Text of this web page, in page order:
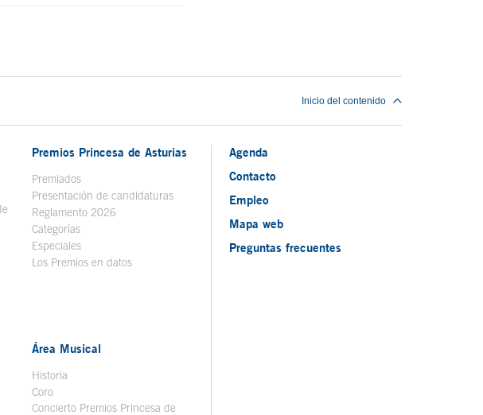
Inicio del contenido
nueva
Premios Princesa de Asturias
Premiados
Presentación de candidaturas
Reglamento 2026
Categorías
Especiales
Los Premios en datos
Área Musical
Historia
Coro
Concierto Premios Princesa de
Agenda
Contacto
Empleo
Mapa web
Preguntas frecuentes